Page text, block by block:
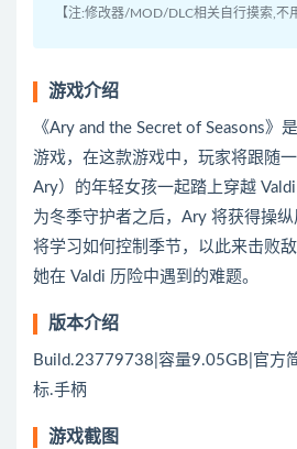
【注:修改器/MOD/DLC相关自行摸索,不
游戏介绍
《Ary and the Secret of Seasons》
游戏，在这款游戏中，玩家将跟随
Ary）的年轻女孩一起踏上穿越
为冬季守护者之后，Ary 将获得操
将学习如何控制季节，以此来击败
她在 Valdi 历险中遇到的难题。
版本介绍
Build.23779738|容量9.05GB|官方
标.手柄
游戏截图